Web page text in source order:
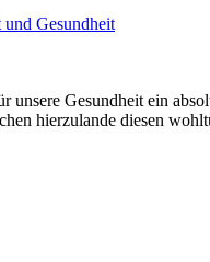
Gesundheit
unsere Gesundheit ein
hierzulande diesen